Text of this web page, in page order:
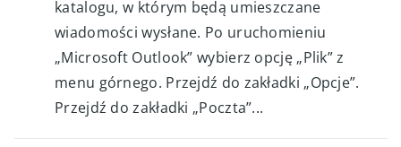
katalogu, w którym będą umieszczane
wiadomości wysłane. Po uruchomieniu
„Microsoft Outlook” wybierz opcję „Plik” z
menu górnego. Przejdź do zakładki „Opcje”.
Przejdź do zakładki „Poczta”...